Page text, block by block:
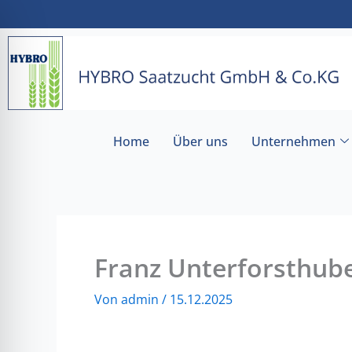
Inhalt
springen
Home Über uns Unternehmen
Franz
Von admin / 15.12.2025